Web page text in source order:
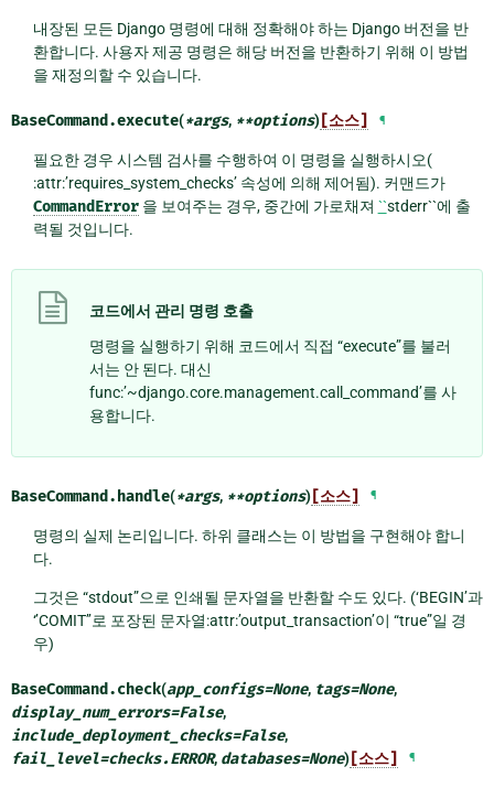
내장된 모든 Django 명령에 대해 정확해야 하는 Django 버전을 반
환합니다. 사용자 제공 명령은 해당 버전을 반환하기 위해 이 방법
을 재정의할 수 있습니다.
BaseCommand.execute(*args, **options) [소스] ¶
필요한 경우 시스템 검사를 수행하여 이 명령을 실행하시오(
:attr:’requires_system_checks’ 속성에 의해 제어됨). 커맨드가
CommandError을 보여주는 경우, 중간에 가로채져 ``stderr``에 출
력될 것입니다.
코드에서 관리 명령 호출
명령을 실행하기 위해 코드에서 직접 “execute”를 불러
서는 안 된다. 대신
func:’~django.core.management.call_command’를 사
용합니다.
BaseCommand.handle(*args, **options) [소스] ¶
명령의 실제 논리입니다. 하위 클래스는 이 방법을 구현해야 합니
다.
그것은 “stdout”으로 인쇄될 문자열을 반환할 수도 있다. (‘BEGIN’과
‘’COMIT’’로 포장된 문자열:attr:’output_transaction’이 “true”일 경
우)
BaseCommand.check(app_configs=None, tags=None,
display_num_errors=False,
include_deployment_checks=False,
fail_level=checks.ERROR, databases=None) [소스] ¶